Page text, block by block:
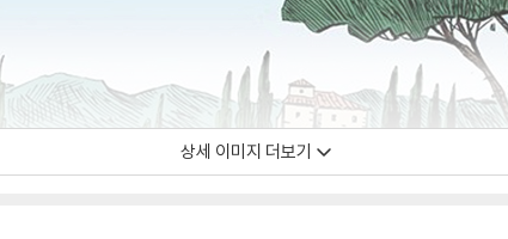
상세 이미지 더보기